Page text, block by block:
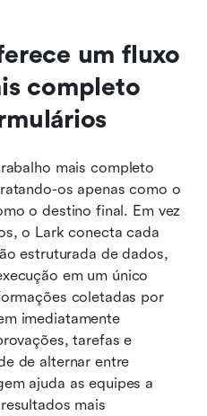
um fluxo
completo
mais completo
os apenas como o
o destino final. Em vez
o Lark conecta cada
em um único
coletadas por
imediatamente
tarefas e
de alternar entre
ajuda as equipes a
mais